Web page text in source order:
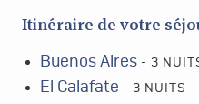
Itinéraire de votre
Buenos Aires - 3
El Calafate - 3 NUITS